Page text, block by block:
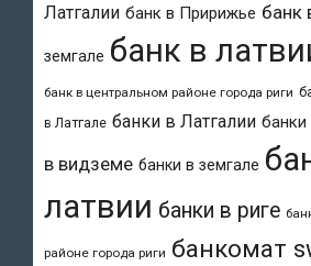
Латгалии банк в Пририжье банк
земгале банк в
банк в центральном районе города риги
в Латгале банки в Латгалии
в видземе банки в земгале
латвии банки в риге
районе города риги банкомат